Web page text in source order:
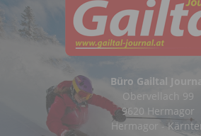
Büro Gailtal Journal
Obervellach 99
9620 Hermagor
Hermagor -